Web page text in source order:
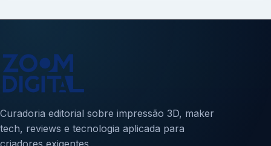
Curadoria editorial sobre impressão 3D, maker
tech, reviews e tecnologia aplicada para
criadores exigentes.